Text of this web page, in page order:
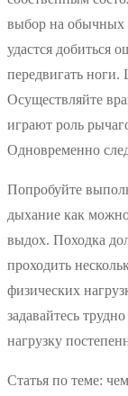
выбор на обычных
удастся добиться
передвигать
Осуществляйте
играют роль
Одновременно
Попробуйте
дыхание как
выдох. Походка
проходить
физических
задавайтесь
нагрузку
Статья по теме: